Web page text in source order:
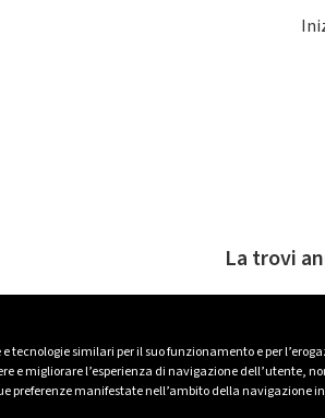
tecnologie similari per il suo funzionamento e per
e migliorare l’esperienza di navigazione dell’utente,
preferenze manifestate nell’ambito della navigazione
La trovi